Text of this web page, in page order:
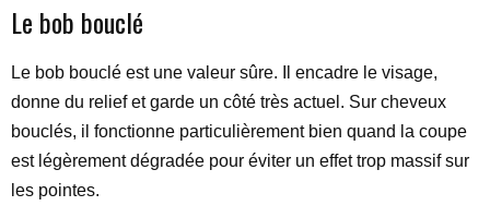
Le bob bouclé
Le bob bouclé est une valeur sûre. Il encadre le visage,
donne du relief et garde un côté très actuel. Sur cheveux
bouclés, il fonctionne particulièrement bien quand la coupe
est légèrement dégradée pour éviter un effet trop massif sur
les pointes.